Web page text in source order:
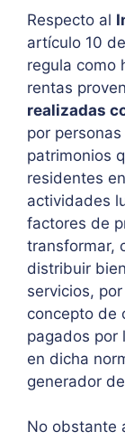
Respecto al
artículo 10
regula como
rentas
realizadas
por
patrimonios
residentes
actividades
factores de
transformar,
distribuir
servicios,
concepto de
pagados por
en dicha
generador
No obstante